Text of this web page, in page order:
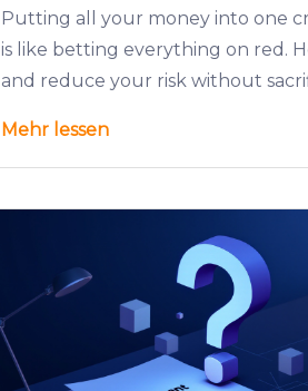
Putting all your money into one
is like betting everything on red.
and reduce your risk without
Mehr lessen